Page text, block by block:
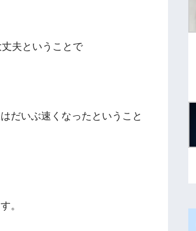
夫ということで
だいぶ速くなったということ
。